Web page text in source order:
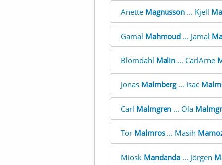
Anette Magnusson... Kjell
Gamal Mahmoud... Jamal
Blomdahl Malin... CarlArne
Jonas Malmberg... Isac
Carl Malmgren... Ola
Tor Malmros... Masih
Miosk Mandanda... Jörgen